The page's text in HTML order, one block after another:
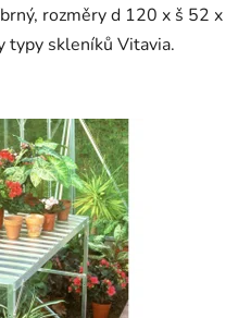
rozměry d 120 x š 52 x
typy skleníků Vitavia.